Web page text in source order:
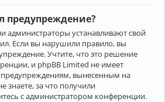
предупреждение?
администраторы устанавливают свой
Если вы нарушили правило, вы
Учтите, что это решение
и phpBB Limited не имеет
вынесенным на
знаете, за что получили
с администратором конференции.